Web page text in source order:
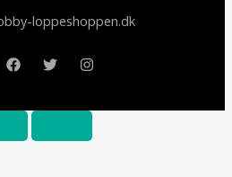
loppeshoppen.dk